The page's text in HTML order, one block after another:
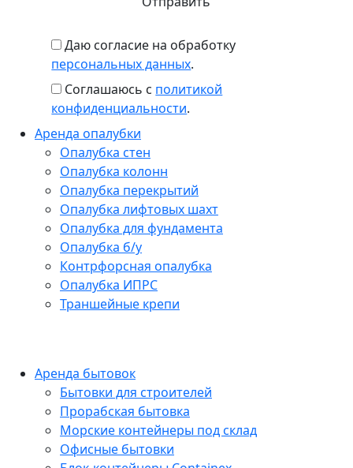
Даю согласие на обработку
персональных данных.
Соглашаюсь с политикой
конфиденциальности.
Аренда опалубки
Опалубка стен
Опалубка колонн
Опалубка перекрытий
Опалубка лифтовых шахт
Опалубка для фундамента
Опалубка б/у
Контрфорсная опалубка
Опалубка ИПРС
Траншейные крепи
Аренда бытовок
Бытовки для строителей
Прорабская бытовка
Морские контейнеры под склад
Офисные бытовки